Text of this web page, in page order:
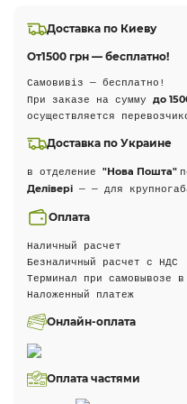
Доставка по Киеву
От1500 грн — бесплатно!
Самовивіз — бесплатно!
При заказе на сумму до
осуществляется
Доставка по Украине
в отделение "Нова Пошта"
Делівері — — для
Оплата
Наличный расчет
Безналичный расчет с НДС
Терминал при самовывозе
Наложенный платеж
Онлайн-оплата
Оплата частями